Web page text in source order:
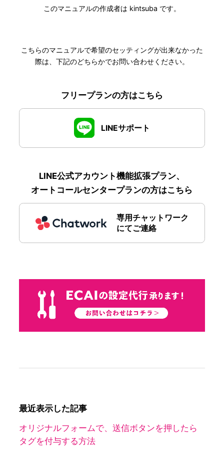
このマニュアルの作成者は kintsuba です。
こちらのマニュアルで希望のセッティングが出来なかった
際は、下記のどちらかでお問い合わせください。
フリープランの方はこちら
LINEサポート
LINE公式アカウント機能拡張プラン、
オートコールセンタープランの方はこちら
専用チャットワーク
にてご連絡
最近表示した記事
オリジナルフォームで、送信ボタンを押したら
タグを付与する方法